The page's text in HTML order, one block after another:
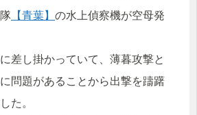
【青葉】 の水上偵察機が空母発
差し掛かっていて、薄暮攻撃と
問題があることから出撃を躊躇
た。